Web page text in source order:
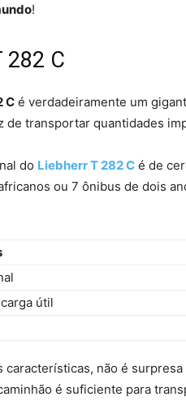
!
282 C
C é verdadeiramente um
de transportar quantidades
do Liebherr T 282 C é de
ou 7 ônibus de dois
útil
características, não é
é suficiente para